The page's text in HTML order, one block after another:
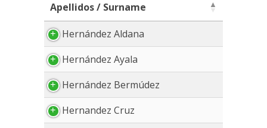
Apellidos / Surname
Apellidos / Surname
Hernández Aldana
Hernández Ayala
Hernández Bermúdez
Hernandez Cruz